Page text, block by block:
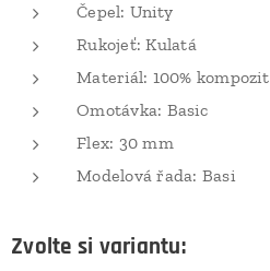
Čepel: Unity
Rukojeť: Kulatá
Materiál: 100% kompozit
Omotávka: Basic
Flex: 30 mm
Modelová řada: Basi
Zvolte si variantu: